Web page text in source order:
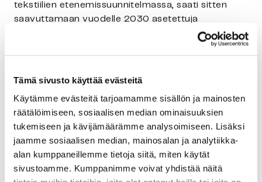
Tämä sivusto käyttää evästeitä
Käytämme evästeitä tarjoamamme sisällön ja mainosten
räätälöimiseen, sosiaalisen median ominaisuuksien
tukemiseen ja kävijämäärämme analysoimiseen. Lisäksi
jaamme sosiaalisen median, mainosalan ja analytiikka-
alan kumppaneillemme tietoja siitä, miten käytät
sivustoamme. Kumppanimme voivat yhdistää näitä
tekstiilien etenemissuunnitelmassa, saati sitten
saavuttamaan vuodelle 2030 asetettuja
kunnianhimoisia tavoitteita. Vaikka monet muoti-
ja vaatemerkit ovatkin sitoutuneet vähentämään
mallistoissaan käyttöön kestäviä materiaaleja – ja
epäilemättä kasvaa entisestään – laajamittaisen
muutoksen aikaansaaminen riittävän nopeasti
edellyttää lainsäätäjiltä ja poliittisilta
päätöksentekijöiltä kannustimien ja investointien
tuplaamista.